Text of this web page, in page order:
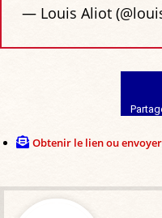
— Louis Aliot
Obtenir le lien ou